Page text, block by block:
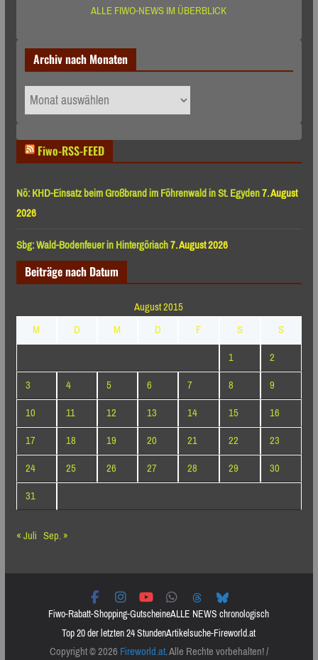
ALLE FIWO-NEWS IM ÜBERBLICK
Archiv nach Monaten
Archiv
nach
Fiwo-RSS-FEED
Nö: KHD-Einsatz beim Großbrand im Föhrenwald in St. Egyden7. August
2026
Sbg: Wald-Bodenfeuer in Hintergöriach7. August 2026
Beiträge nach Datum
August 2015
M
D M D F S
S
1
2
3
4 5 6 7 8
9
10
11 12 13 14 15
16
17
18 19 20 21 22
23
24
25 26 27 28 29
30
31
« Juli Sep. »
Fiwo-Rabatt-Shopping-GutscheineALLE NEWS chronologisch
Top 20 der letzten 24 StundenArtikelsuche-Fireworld.at
Copyright © 2026Fireworld.at. Alle Rechte vorbehalten! /